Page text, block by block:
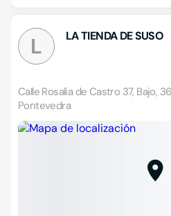
L LA TIENDA DE SUSO
Calle Rosalia de Castro 37, Bajo,
Pontevedra